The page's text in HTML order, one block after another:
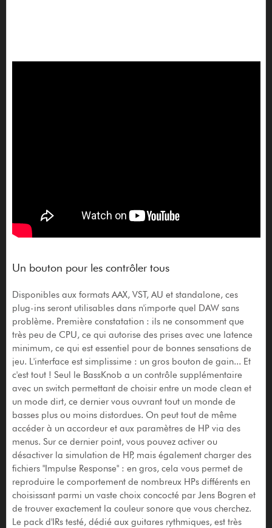
Un bouton pour les contrôler tous
Disponibles aux formats AAX, VST, AU et standalone, ces
plug-ins seront utilisables dans n'importe quel DAW sans
problème. Première constatation : ils ne consomment que
très peu de CPU, ce qui autorise des prises avec une latence
minimum, ce qui est essentiel pour de bonnes sensations de
jeu. L'interface est simplissime : un gros bouton de gain... Et
c'est tout ! Seul le BassKnob a un contrôle supplémentaire
avec un switch permettant de choisir entre un mode clean et
un mode dirt, ce dernier vous ouvrant tout un monde de
basses plus ou moins distordues. On peut tout de même
accéder à un accordeur et aux paramètres de HP via des
menus. Sur ce dernier point, vous pouvez activer ou
désactiver la simulation de HP, mais également charger des
fichiers "Impulse Response" : en gros, cela vous permet de
reproduire le comportement de nombreux HPs différents en
choisissant parmi un vaste choix concocté par Jens Bogren et
de trouver exactement la couleur sonore que vous cherchez.
Le pack d'IRs testé, dédié aux guitares rythmiques, est très